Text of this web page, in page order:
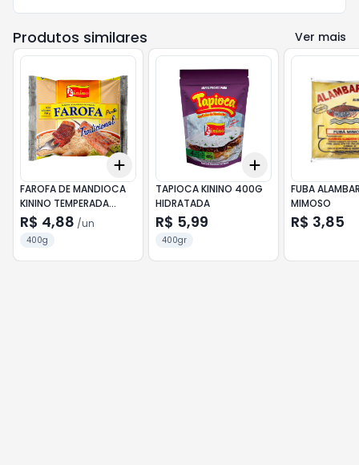
Produtos similares Ver mais
+10
Add
FAROFA DE MANDIOCA
KININO TEMPERADA
TRADICIONAL 400G
R$ 4,88 /un
400g
Add
TAPIOCA KININO 400G
HIDRATADA
R$ 5,99
400gr
FUBA
MIMOSO
R$ 3,85